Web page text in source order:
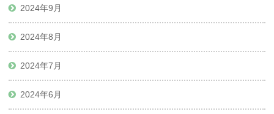
2024年9月
2024年8月
2024年7月
2024年6月